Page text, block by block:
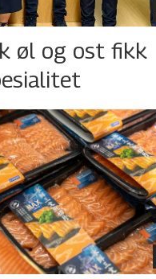
øl og ost fikk